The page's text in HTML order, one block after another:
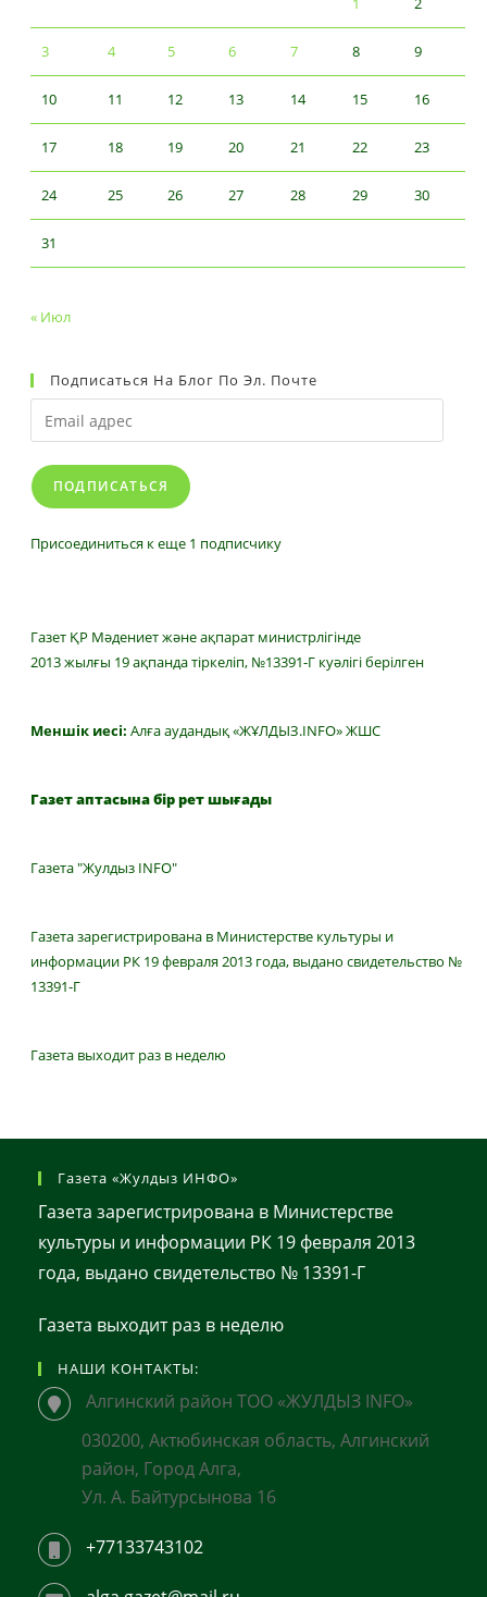
3 4 5 6 7 8 9
10 11 12 13 14 15 16
17 18 19 20 21 22 23
24 25 26 27 28 29 30
31
« Июл
Подписаться На Блог По Эл. Почте
Email
адрес
ПОДПИСАТЬСЯ
Присоединиться к еще 1 подписчику
Газет ҚР Мәдениет және ақпарат министрлігінде
2013 жылғы 19 ақпанда тіркеліп, №13391-Г куәлігі берілген
Меншік иесі: Алға аудандық «ЖҰЛДЫЗ.INFO» ЖШС
Газет аптасына бір рет шығады
Газета "Жулдыз INFO"
Газета зарегистрирована в Министерстве культуры и
информации РК 19 февраля 2013 года, выдано свидетельство №
13391-Г
Газета выходит раз в неделю
Газета «Жулдыз ИНФО»
Газета зарегистрирована в Министерстве
культуры и информации РК 19 февраля 2013
года, выдано свидетельство № 13391-Г
Газета выходит раз в неделю
НАШИ КОНТАКТЫ:
Алгинский район ТОО «ЖУЛДЫЗ INFO»
030200, Актюбинская область, Алгинский
район, Город Алга,
Ул. А. Байтурсынова 16
+77133743102